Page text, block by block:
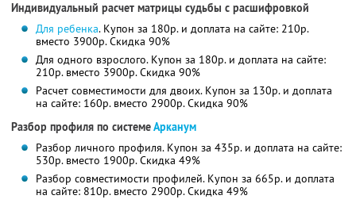
Индивидуальный расчет матрицы судьбы с расшифровкой
Для ребенка. Купон за 180р. и доплата на сайте: 210р.
вместо 3900р. Скидка 90%
Для одного взрослого. Купон за 180р. и доплата на сайте:
210р. вместо 3900р. Скидка 90%
Расчет совместимости для двоих. Купон за 130р. и доплата
на сайте: 160р. вместо 2900р. Скидка 90%
Разбор профиля по системеАрканум
Разбор личного профиля. Купон за 435р. и доплата на сайте:
530р. вместо 1900р. Скидка 49%
Разбор совместимости профилей. Купон за 665р. и доплата
на сайте: 810р. вместо 2900р. Скидка 49%